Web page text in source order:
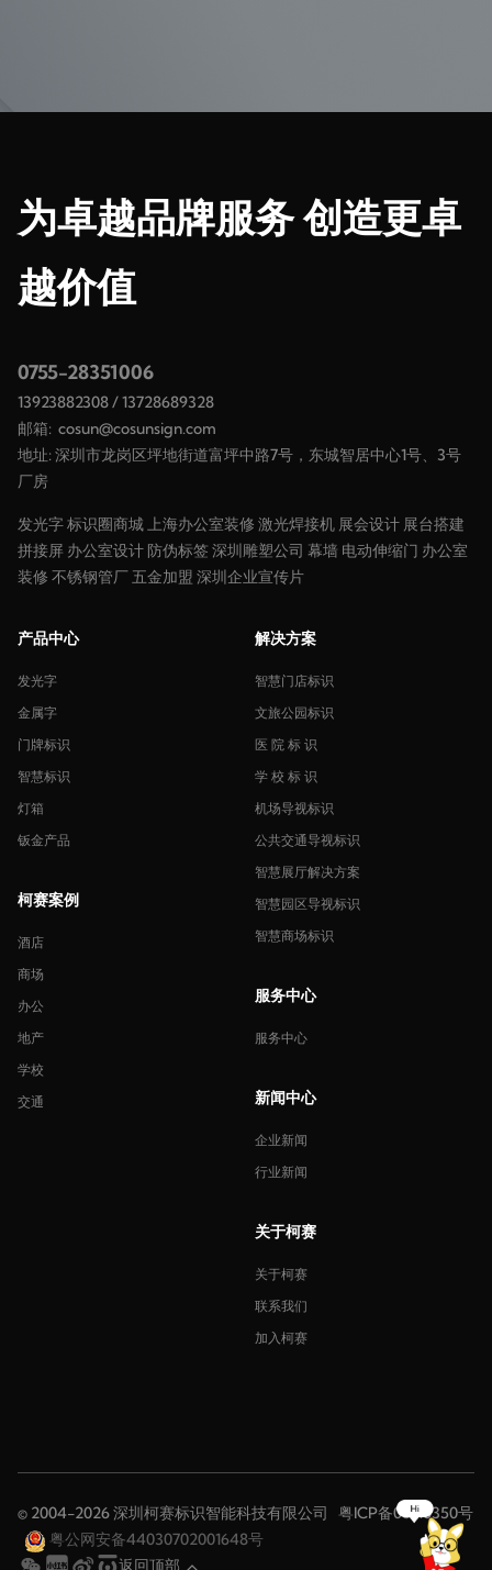
为卓越品牌服务 创造更卓
越价值
0755-28351006
13923882308/13728689328
邮箱: cosun@cosunsign.com
地址: 深圳市龙岗区坪地街道富坪中路7号，东城智居中心1号、3号
厂房
发光字标识圈商城上海办公室装修 激光焊接机 展会设计 展台搭建
拼接屏 办公室设计 防伪标签 深圳雕塑公司 幕墙 电动伸缩门 办公室
装修 不锈钢管厂 五金加盟 深圳企业宣传片
产品中心
发光字
金属字
门牌标识
智慧标识
灯箱
钣金产品
柯赛案例
酒店
商场
办公
地产
学校
交通
解决方案
智慧门店标识
文旅公园标识
医 院 标 识
学 校 标 识
机场导视标识
公共交通导视标识
智慧展厅解决方案
智慧园区导视标识
智慧商场标识
服务中心
服务中心
新闻中心
企业新闻
行业新闻
关于柯赛
关于柯赛
联系我们
加入柯赛
© 2004-2026 深圳柯赛标识智能科技有限公司
粤ICP备08116350号
粤公网安备44030702001648号
返回顶部